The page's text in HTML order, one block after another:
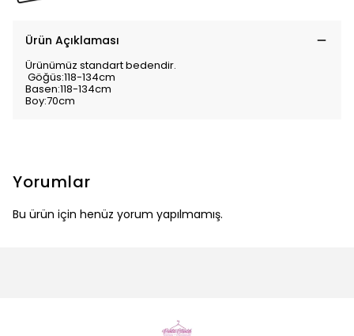
Ürün Açıklaması
Ürünümüz standart bedendir.
Göğüs:118-134cm
Basen:118-134cm
Boy:70cm
Yorumlar
Bu ürün için henüz yorum yapılmamış.